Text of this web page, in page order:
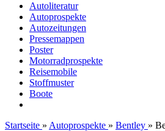
Autoliteratur
Autoprospekte
Autozeitungen
Pressemappen
Poster
Motorradprospekte
Reisemobile
Stoffmuster
Boote
Startseite » Autoprospekte » Bentley »